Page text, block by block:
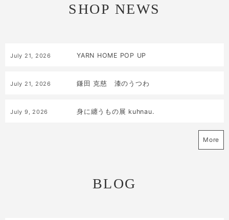
SHOP NEWS
July 21, 2026 YARN HOME POP UP
July 21, 2026 鎌田 克慈 漆のうつわ
July 9 , 2026 身に纏うもの展 kuhnau.
More
BLOG